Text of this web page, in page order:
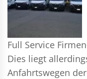
Full Service
Dies liegt
Anfahrtswegen